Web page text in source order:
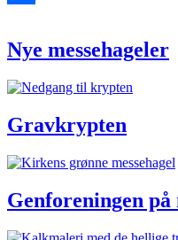
Nye messehageler
Gravkrypten
Gravkrypten
Genforeningen
messehagel
Genforeningen på
De